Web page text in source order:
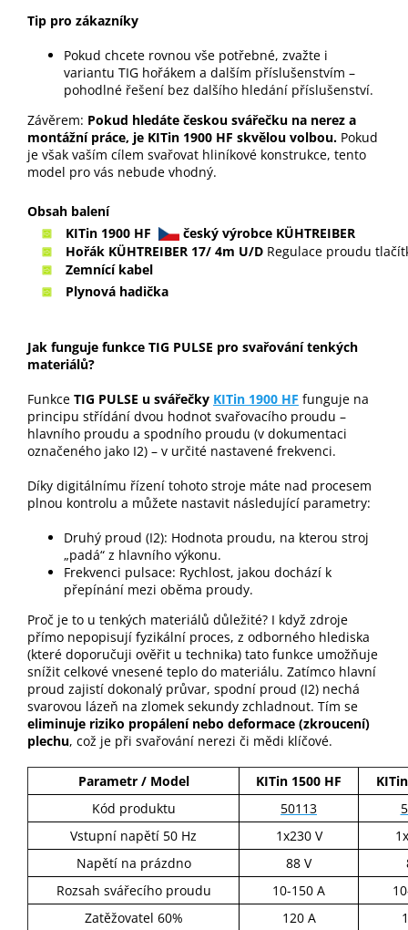
Tip pro zákazníky
Pokud chcete rovnou vše potřebné, zvažte i
variantu TIG hořákem a dalším příslušenstvím –
pohodlné řešení bez dalšího hledání příslušenství.
Závěrem: Pokud hledáte českou svářečku na nerez a
montážní práce, je KITin 1900 HF skvělou volbou. Pokud
je však vaším cílem svařovat hliníkové konstrukce, tento
model pro vás nebude vhodný.
Obsah balení
KITin 1900 HF
český výrobce KÜHTREIBER
Hořák KÜHTREIBER 17/ 4m U/D Regulace proudu
Zemnící kabel
Plynová hadička
Jak funguje funkce TIG PULSE pro svařování tenkých
materiálů?
Funkce TIG PULSE u svářečky KITin 1900 HF funguje na
principu střídání dvou hodnot svařovacího proudu –
hlavního proudu a spodního proudu (v dokumentaci
označeného jako I2) – v určité nastavené frekvenci.
Díky digitálnímu řízení tohoto stroje máte nad procesem
plnou kontrolu a můžete nastavit následující parametry:
Druhý proud (I2): Hodnota proudu, na kterou stroj
„padá“ z hlavního výkonu.
Frekvenci pulsace: Rychlost, jakou dochází k
přepínání mezi oběma proudy.
Proč je to u tenkých materiálů důležité? I když zdroje
přímo nepopisují fyzikální proces, z odborného hlediska
(které doporučuji ověřit u technika) tato funkce umožňuje
snížit celkové vnesené teplo do materiálu. Zatímco hlavní
proud zajistí dokonalý průvar, spodní proud (I2) nechá
svarovou lázeň na zlomek sekundy zchladnout. Tím se
eliminuje riziko propálení nebo deformace (zkroucení)
plechu, což je při svařování nerezi či mědi klíčové.
Parametr / Model KITin 1500 HF
Kód produktu
50113
Vstupní napětí 50 Hz
1x230 V
Napětí na prázdno
88 V
Rozsah svářecího proudu
10-150 A
Zatěžovatel 60%
120 A